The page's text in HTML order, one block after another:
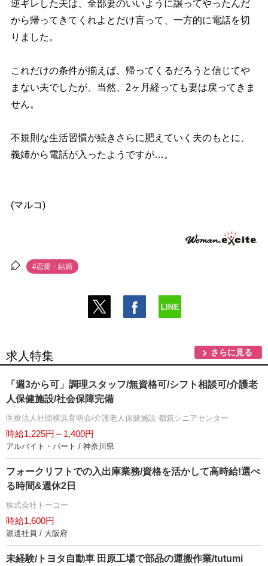
逆ギレした夫は、全部妻のいいように譲ってやったんだ
から帰ってきてくれよとだけ言って、一方的に電話を切
りました。
これだけの条件が揃えば、帰ってくるだろうと信じて
まない夫でしたが、当然、2ヶ月経っても妻は戻ってきま
せん。
不規則な生活習慣が続きさらに肥えていく夫のもとに、
義姉から電話が入ったようですが…。
(マルコ)
#恋愛・結婚
求人特集 さらに見る
「週3から可」調理スタッフ/無資格可/シフト相談可/介護老
人保健施設/社会保障完備
医療法人社団横浜育明会/介護老人保健施設 都筑シニアセンター
時給1,225円～1,400円
アルバイト・パート / 神奈川県
フォークリフトでの入出庫業務/資格を活かして高時給!選べ
る時間&週休2日
株式会社トーコー
時給1,600円
派遣社員 / 大阪府
未経験/トヨタ自動車 田原工場で部品の運搬作業/tutumi